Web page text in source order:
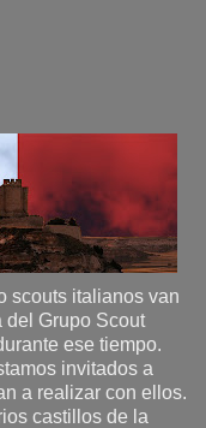
scouts italianos van
del Grupo Scout
ese tiempo.
invitados a
a realizar con ellos.
castillos de la